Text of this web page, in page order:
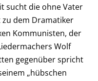
sucht die ohne Vater
zu dem Dramatiker
Kommunisten, der
Wolf
gegenüber spricht
„hübschen